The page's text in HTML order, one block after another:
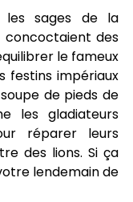
les sages de la
concoctaient des
le fameux
festins impériaux
de pieds de
les gladiateurs
réparer leurs
des lions. Si ça
lendemain de